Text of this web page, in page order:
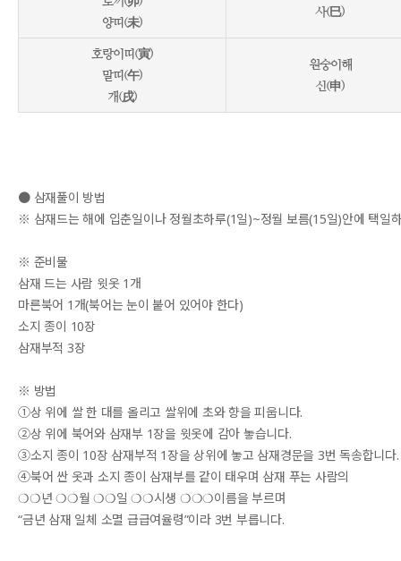
양띠(未)
사(巳)
호랑이띠(寅)
말띠(午)
개(戌)
원숭이해
신(申)
● 삼재풀이 방법
※ 삼재드는 해에 입춘일이나 정월초하루(1일)~정월 보름(15일)안에 택일
※ 준비물
삼재 드는 사람 윗옷 1개
마른북어 1개(북어는 눈이 붙어 있어야 한다)
소지 종이 10장
삼재부적 3장
※ 방법
①상 위에 쌀 한 대를 올리고 쌀위에 초와 향을 피웁니다.
②상 위에 북어와 삼재부 1장을 윗옷에 감아 놓습니다.
③소지 종이 10장 삼재부적 1장을 상위에 놓고 삼재경문을 3번 독송합니다.
④북어 싼 옷과 소지 종이 삼재부를 같이 태우며 삼재 푸는 사람의
❍❍년 ❍❍월 ❍❍일 ❍❍시생 ❍❍❍이름을 부르며
“금년 삼재 일체 소멸 급급여율령”이라 3번 부릅니다.